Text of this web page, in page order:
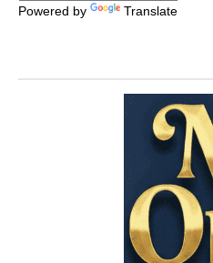
Powered by Translate